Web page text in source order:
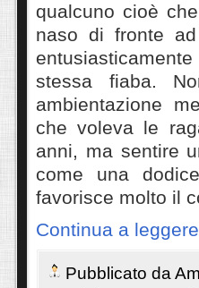
qualcuno cioè
naso di fronte
stessa fiaba.
ambientazione
che voleva le
anni, ma sentire
come una
favorisce molto il
Continua a
Pubblicato da